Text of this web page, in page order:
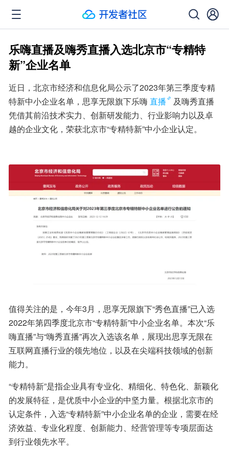
乐嗨直播及嗨秀直播入选北京市“专精特
新”企业名单
近日，北京市经济和信息化局公示了2023年第三季度专精
特新中小企业名单，思享无限旗下乐嗨直播
及嗨秀直播
凭借其前沿技术实力、创新研发能力、行业影响力以及卓
越的企业文化，荣获北京市“专精特新”中小企业认定。
值得关注的是，今年3月，思享无限旗下“秀色直播”已入选
2022年第四季度北京市“专精特新”中小企业名单。本次“乐
嗨直播”与“嗨秀直播”再次入选该名单，展现出思享无限在
互联网直播行业的领先地位，以及在尖端科技领域的创新
能力。
“专精特新”是指企业具有专业化、精细化、特色化、新颖化
的发展特征，是优质中小企业的中坚力量。根据北京市的
认定条件，入选“专精特新”中小企业名单的企业，需要在经
济效益、专业化程度、创新能力、经营管理等专项层面达
到行业领先水平。